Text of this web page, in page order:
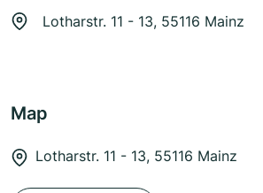
Lotharstr. 11 - 13, 55116 Mainz
Map
Lotharstr. 11 - 13, 55116 Mainz